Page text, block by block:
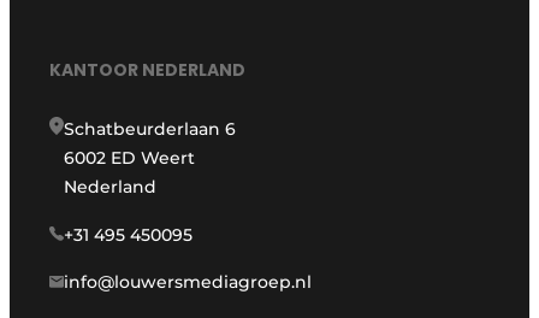
KANTOOR NEDERLAND
Schatbeurderlaan 6
6002 ED Weert
Nederland
+31 495 450095
info@louwersmediagroep.nl